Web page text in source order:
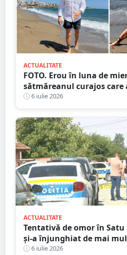
ACTUALITATE
FOTO. Erou în luna de
sătmăreanul curajos care
moarte o turistă în Creta
6 iulie 2026
ACTUALITATE
Tentativă de omor în
și-a înjunghiat de mai
urma unei crize de gelozie
6 iulie 2026